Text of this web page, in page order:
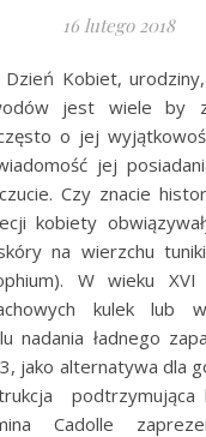
16 lutego 2018
jest wiele by
o jej
jej
Czy znacie
kobiety
na wierzchu
W wieku
kulek lub
nadania ładnego
jako alternatywa dla
Cadolle